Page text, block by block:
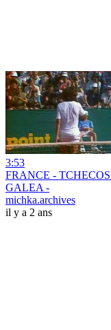
3:53
FRANCE -
GALEA -
michka.archives
il y a 2 ans